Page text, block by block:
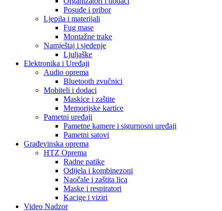
Posuđe i pribor
Ljepila i materijali
Fug mase
Montažne trake
Namještaj i sjedenje
Ljuljaške
Elektronika i Uređaji
Audio oprema
Bluetooth zvučnici
Mobiteli i dodaci
Maskice i zaštite
Memorijske kartice
Pametni uređaji
Pametne kamere i sigurnosni uređaji
Pametni satovi
Građevinska oprema
HTZ Oprema
Radne patike
Odijela i kombinezoni
Naočale i zaštita lica
Maske i respiratori
Kacige i viziri
Video Nadzor